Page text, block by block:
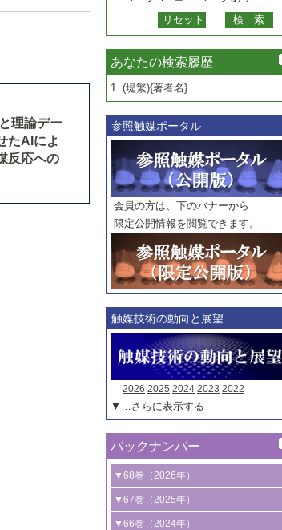
理論デー
たAIによ
反応への
あなたの検索履歴
1. (堤繁){著者名}
参照触媒ポータル
会員の方は、下のバナーから
限定公開情報を閲覧できます。
触媒技術の動向と展望
2026 2025 2024 2023 2022
▼…さらに表示する
バックナンバー
▼68巻（2026年）
1号 過酸化水素合成に関する研究動向
2号 コンピューター技術により加速する
▼67巻（2025年）
1号 CO
水素化によるグリーン燃料/グリ
▼66巻（2024年）